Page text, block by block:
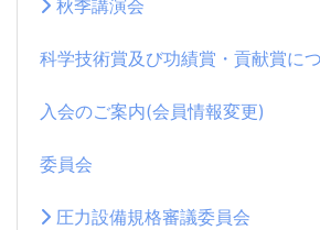
秋季講演会
科学技術賞及び功績賞・貢献賞に
入会のご案内(会員情報変更)
委員会
圧力設備規格審議委員会